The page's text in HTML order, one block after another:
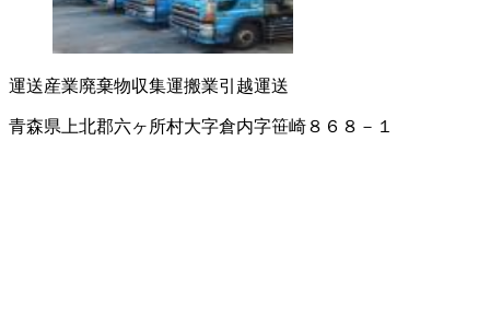
運送産業廃棄物収集運搬業引越運送
青森県上北郡六ヶ所村大字倉内字笹崎８６８－１